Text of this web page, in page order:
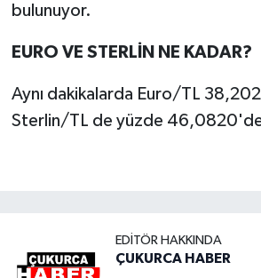
bulunuyor.
EURO VE STERLİN NE KADAR?
Aynı dakikalarda Euro/TL
Sterlin/TL de yüzde
EDITÖR HAKKINDA
ÇUKURCA HABER